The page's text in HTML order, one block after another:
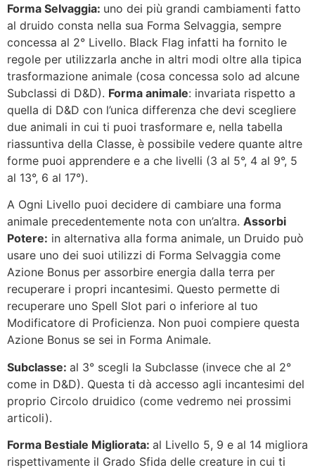
Forma Selvaggia: uno dei più grandi cambiamenti fatto
al druido consta nella sua Forma Selvaggia, sempre
concessa al 2° Livello. Black Flag infatti ha fornito le
regole per utilizzarla anche in altri modi oltre alla tipica
trasformazione animale (cosa concessa solo ad alcune
Subclassi di D&D). Forma animale: invariata rispetto a
quella di D&D con l’unica differenza che devi scegliere
due animali in cui ti puoi trasformare e, nella tabella
riassuntiva della Classe, è possibile vedere quante altre
forme puoi apprendere e a che livelli (3 al 5°, 4 al 9°, 5
al 13°, 6 al 17°).
A Ogni Livello puoi decidere di cambiare una forma
animale precedentemente nota con un’altra. Assorbi
Potere: in alternativa alla forma animale, un Druido può
usare uno dei suoi utilizzi di Forma Selvaggia come
Azione Bonus per assorbire energia dalla terra per
recuperare i propri incantesimi. Questo permette di
recuperare uno Spell Slot pari o inferiore al tuo
Modificatore di Proficienza. Non puoi compiere questa
Azione Bonus se sei in Forma Animale.
Subclasse: al 3° scegli la Subclasse (invece che al 2°
come in D&D). Questa ti dà accesso agli incantesimi del
proprio Circolo druidico (come vedremo nei prossimi
articoli).
Forma Bestiale Migliorata: al Livello 5, 9 e al 14 migliora
rispettivamente il Grado Sfida delle creature in cui ti